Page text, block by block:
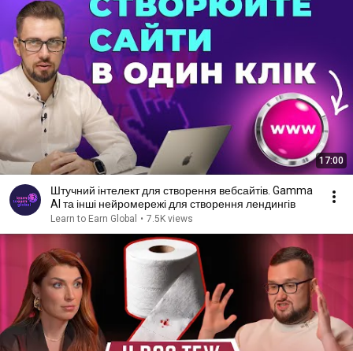
17:00
Штучний інтелект для створення вебсайтів. Gamma
AI та інші нейромережі для створення лендингів
Learn to Earn Global • 7.5K views